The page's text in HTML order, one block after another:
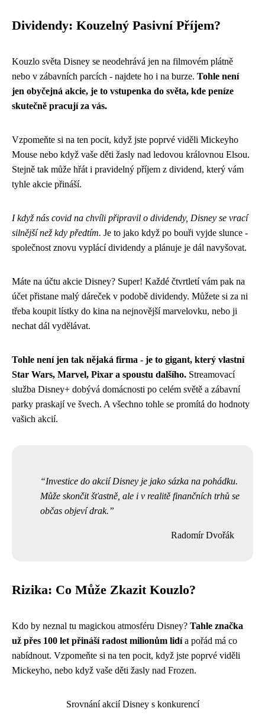
Dividendy: Kouzelný Pasivní Příjem?
Kouzlo světa Disney se neodehrává jen na filmovém plátně
nebo v zábavních parcích - najdete ho i na burze. Tohle není
jen obyčejná akcie, je to vstupenka do světa, kde peníze
skutečně pracují za vás.
Vzpomeňte si na ten pocit, když jste poprvé viděli Mickeyho
Mouse nebo když vaše děti žasly nad ledovou královnou Elsou.
Stejně tak může hřát i pravidelný příjem z dividend, který vám
tyhle akcie přináší.
I když nás covid na chvíli připravil o dividendy, Disney se vrací
silnější než kdy předtím. Je to jako když po bouři vyjde slunce -
společnost znovu vyplácí dividendy a plánuje je dál navyšovat.
Máte na účtu akcie Disney? Super! Každé čtvrtletí vám pak na
účet přistane malý dáreček v podobě dividendy. Můžete si za ni
třeba koupit lístky do kina na nejnovější marvelovku, nebo ji
nechat dál vydělávat.
Tohle není jen tak nějaká firma - je to gigant, který vlastní
Star Wars, Marvel, Pixar a spoustu dalšího. Streamovací
služba Disney+ dobývá domácnosti po celém světě a zábavní
parky praskají ve švech. A všechno tohle se promítá do hodnoty
vašich akcií.
Investice do akcií Disney je jako sázka na pohádku.
Může skončit šťastně, ale i v realitě finančních trhů se
občas objeví drak.
Radomír Dvořák
Rizika: Co Může Zkazit Kouzlo?
Kdo by neznal tu magickou atmosféru Disney? Tahle značka
už přes 100 let přináší radost milionům lidía pořád má co
nabídnout. Vzpomeňte si na ten pocit, když jste poprvé viděli
Mickeyho, nebo když vaše děti žasly nad Frozen.
Srovnání akcií Disney s konkurencí